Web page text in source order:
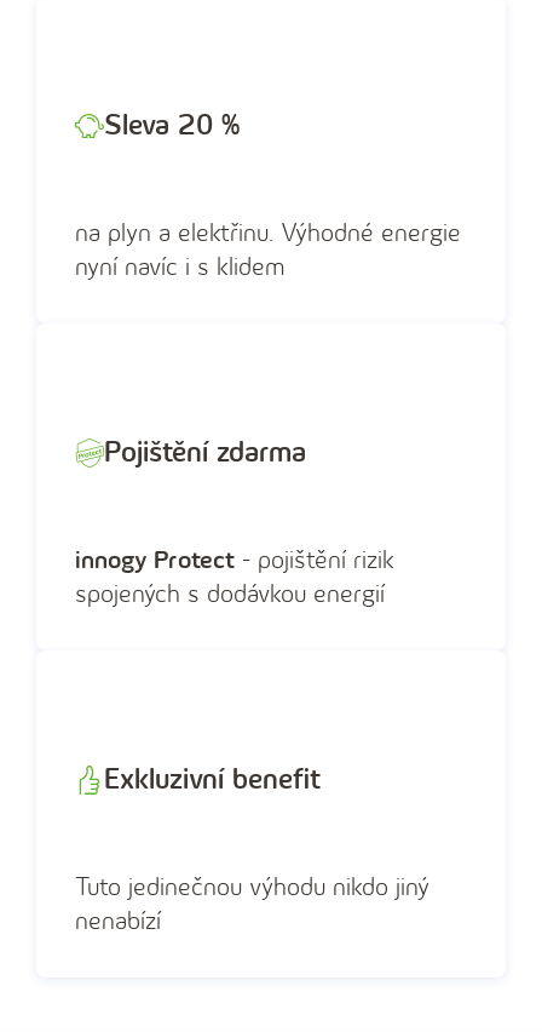
Sleva 20 %
na plyn a elektřinu. Výhodné energie
nyní navíc i s klidem
Pojištění zdarma
innogy Protect - pojištění rizik
spojených s dodávkou energií
Exkluzivní benefit
Tuto jedinečnou výhodu nikdo jiný
nenabízí